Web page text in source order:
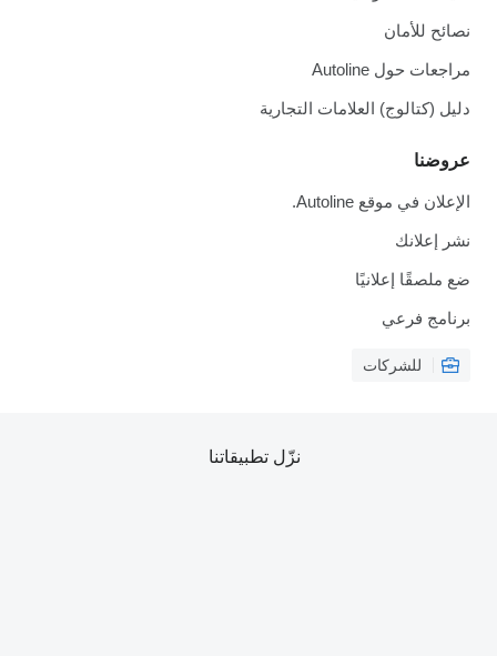
نصائح للأمان
مراجعات حول Autoline
دليل (كتالوج) العلامات التجارية
عروضنا
الإعلان في موقع Autoline.
نشر إعلانك
ضع ملصقًا إعلانيًا
برنامج فرعي
للشركات
نزّل تطبيقاتنا